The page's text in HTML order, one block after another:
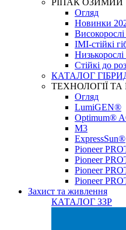
РІПАК ОЗИМИЙ
Огляд
Новинки
Високорослі
IMI-стійкі
Стійкі до
КАТАЛОГ
ТЕХНОЛОГІЇ ТА
Огляд
LumiGEN®
Optimum®
М3
ExpressSun®
Pioneer
Pioneer
Pioneer
Pioneer
Захист та живлення
КАТАЛОГ ЗЗР